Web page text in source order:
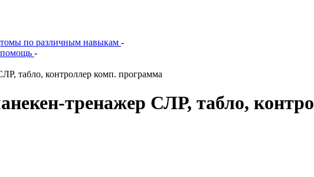
по различным навыкам -
помощь -
табло, контроллер комп. программа
тренажер СЛР, табло,